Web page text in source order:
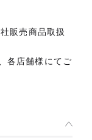
販売商品取扱
各店舗様にてご